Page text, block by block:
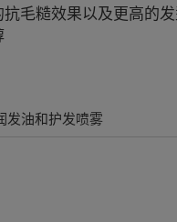
毛糙效果以及更高的
发油和护发喷雾